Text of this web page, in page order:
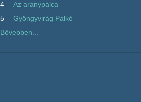
4
Az aranypálca
5
Gyöngyvirág Palkó
Bővebben...